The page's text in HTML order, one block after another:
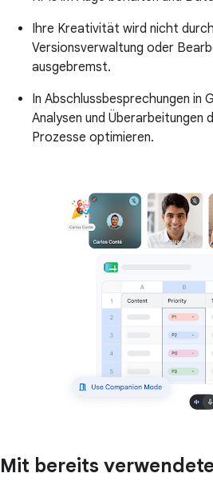
Ihre Kreativität wird nicht
Versionsverwaltung oder
ausgebremst.
In Abschlussbesprechungen in
Analysen und Überarbeitungen
Prozesse optimieren.
Mit bereits